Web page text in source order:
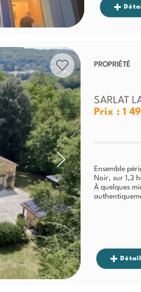
PROPRIÉTÉ
SARLAT
Prix : 1
Ensemble
Noir, sur 1,3
À quelques